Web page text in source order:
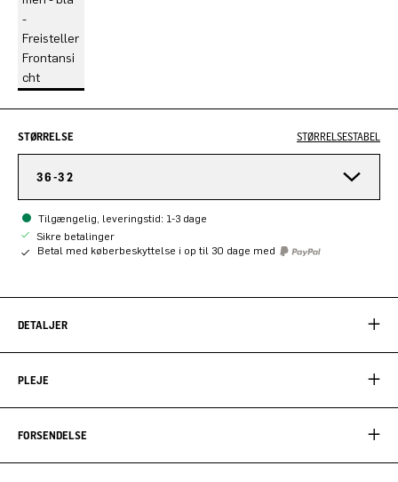
STØRRELSE STØRRELSESTABEL
36-32
Tilgængelig, leveringstid: 1-3 dage
Sikre betalinger
Betal med køberbeskyttelse i op til 30 dage med
DETALJER
PLEJE
FORSENDELSE